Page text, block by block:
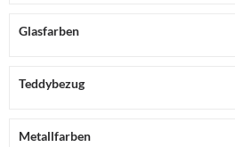
Glasfarben
Teddybezug
Metallfarben